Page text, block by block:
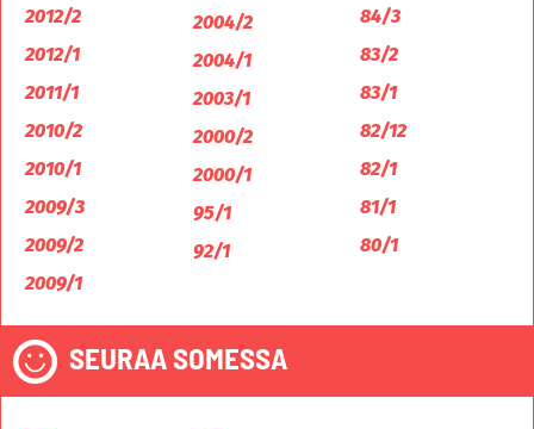
2012/2
2012/1
2011/1
2010/2
2010/1
2009/3
2009/2
2009/1
2004/2
2004/1
2003/1
2000/2
2000/1
95/1
92/1
84/3
83/2
83/1
82/12
82/1
81/1
80/1
SEURAA SOMESSA